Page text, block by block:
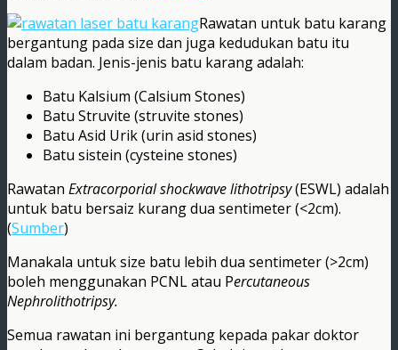
Rawatan untuk batu karang
bergantung pada size dan juga kedudukan batu itu
dalam badan. Jenis-jenis batu karang adalah:
Batu Kalsium (Calsium Stones)
Batu Struvite (struvite stones)
Batu Asid Urik (urin asid stones)
Batu sistein (cysteine stones)
Rawatan Extracorporial shockwave lithotripsy(ESWL) adalah
untuk batu bersaiz kurang dua sentimeter (<2cm).
(Sumber)
Manakala untuk size batu lebih dua sentimeter (>2cm)
boleh menggunakan PCNL atau Percutaneous
Nephrolithotripsy.
Semua rawatan ini bergantung kepada pakar doktor